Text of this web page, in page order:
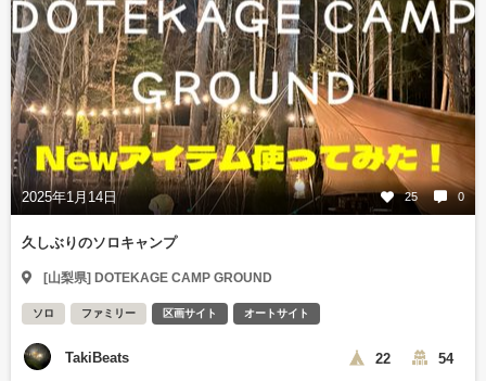
2025年1月14日 25 0
久しぶりのソロキャンプ
[山梨県] DOTEKAGE CAMP GROUND
ソロ ファミリー 区画サイト オートサイト
TakiBeats 22 54